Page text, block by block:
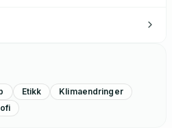
Etikk
Klimaendringer